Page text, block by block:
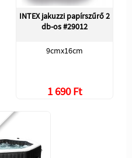
INTEX jakuzzi papírszűrő 2
db-os #29012
9cmx16cm
1 690 Ft